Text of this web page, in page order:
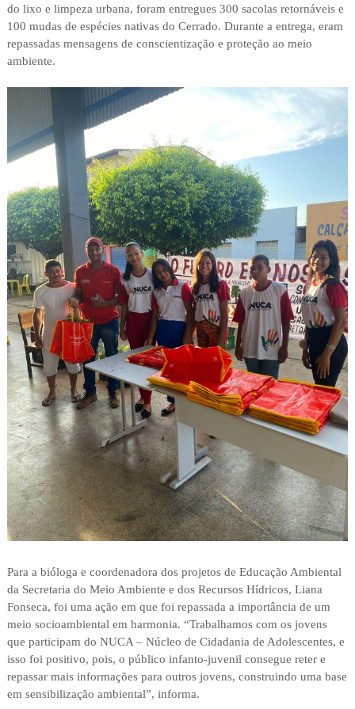
do lixo e limpeza urbana, foram entregues 300 sacolas retornáveis e
100 mudas de espécies nativas do Cerrado. Durante a entrega, eram
repassadas mensagens de conscientização e proteção ao meio
ambiente.
Para a bióloga e coordenadora dos projetos de Educação Ambiental
da Secretaria do Meio Ambiente e dos Recursos Hídricos, Liana
Fonseca, foi uma ação em que foi repassada a importância de um
meio socioambiental em harmonia. “Trabalhamos com os jovens
que participam do NUCA – Núcleo de Cidadania de Adolescentes, e
isso foi positivo, pois, o público infanto-juvenil consegue reter e
repassar mais informações para outros jovens, construindo uma base
em sensibilização ambiental”, informa.